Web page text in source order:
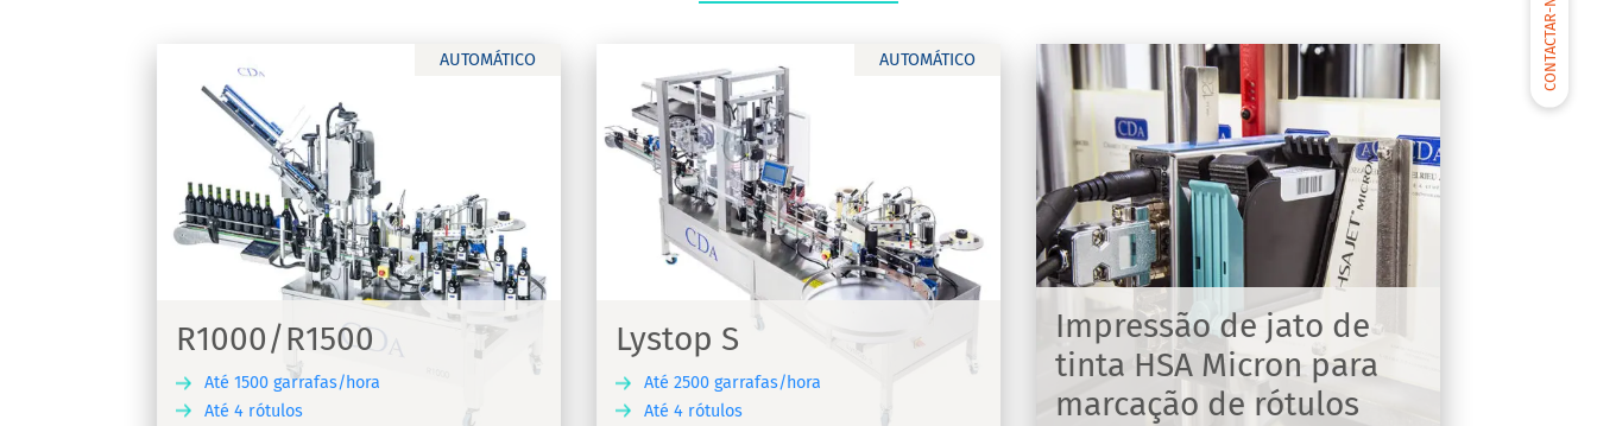
CONTACTAR-NOS
AUTOMÁTICO
R1000/R1500
Até 1500 garrafas/hora
Até 4 rótulos
AUTOMÁTICO
Lystop S
Até 2500 garrafas/hora
Até 4 rótulos
Lystop S
Máquina automática de rotulagem e
crimpagem para aplicação de rótulos
adesivos em garrafas de vinho Lystop S
Impressão de jato de
tinta HSA Micron para
marcação de rótulos
Impressão de jato de
tinta HSA Micron para
marcação de rótulos
Marcador industrial a jato de tinta HSA
para marcar os seus produtos etiquetados